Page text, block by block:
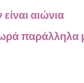
αιώνια
παράλληλα